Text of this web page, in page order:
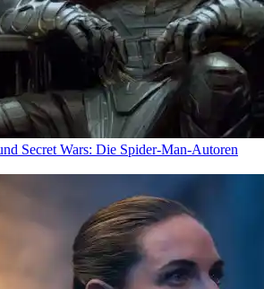
Secret Wars: Die Spider-Man-Autoren